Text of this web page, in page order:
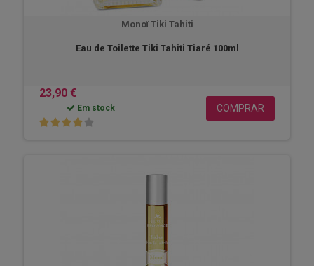
Monoï Tiki Tahiti
Eau de Toilette Tiki Tahiti Tiaré 100ml
23,90 €
Em stock COMPRAR